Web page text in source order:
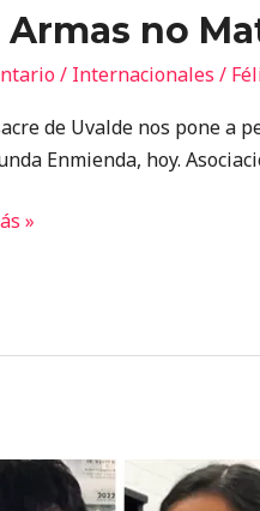
Armas no
/ Internacionales /
de Uvalde nos pone a
Enmienda, hoy.
»